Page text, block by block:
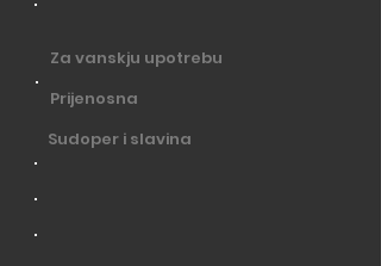
Za vanskju upotrebu
Prijenosna
Sudoper i slavina